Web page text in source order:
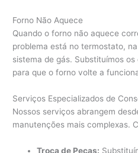
Forno Não Aquece
Quando o forno não aquece
problema está no termostato,
sistema de gás. Substituímos
para que o forno volte a
Serviços Especializados de
Nossos serviços abrangem
manutenções mais complexas.
Troca de Peças: